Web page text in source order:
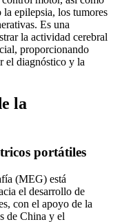
epilepsia, los tumores
Es una
la actividad cerebral
proporcionando
el diagnóstico y la
la
portátiles
(MEG) está
el desarrollo de
con el apoyo de la
de China y el